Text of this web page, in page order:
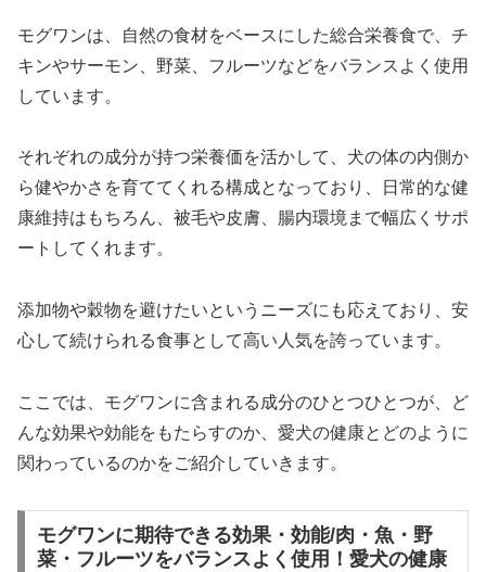
モグワンは、自然の食材をベースにした総合栄養食で、チ
キンやサーモン、野菜、フルーツなどをバランスよく使用
しています。
それぞれの成分が持つ栄養価を活かして、犬の体の内側か
ら健やかさを育ててくれる構成となっており、日常的な健
康維持はもちろん、被毛や皮膚、腸内環境まで幅広くサポ
ートしてくれます。
添加物や穀物を避けたいというニーズにも応えており、安
心して続けられる食事として高い人気を誇っています。
ここでは、モグワンに含まれる成分のひとつひとつが、ど
んな効果や効能をもたらすのか、愛犬の健康とどのように
関わっているのかをご紹介していきます。
モグワンに期待できる効果・効能/肉・魚・野
菜・フルーツをバランスよく使用！愛犬の健康